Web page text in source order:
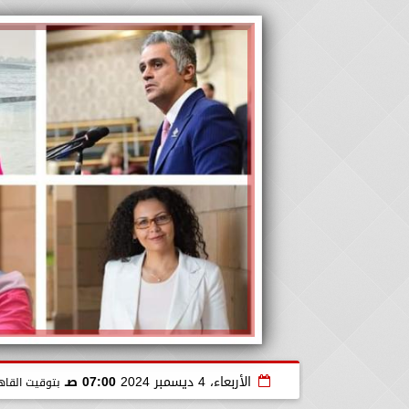
الأربعاء، 4 ديسمبر 2024 07:00 صـ بتوقيت